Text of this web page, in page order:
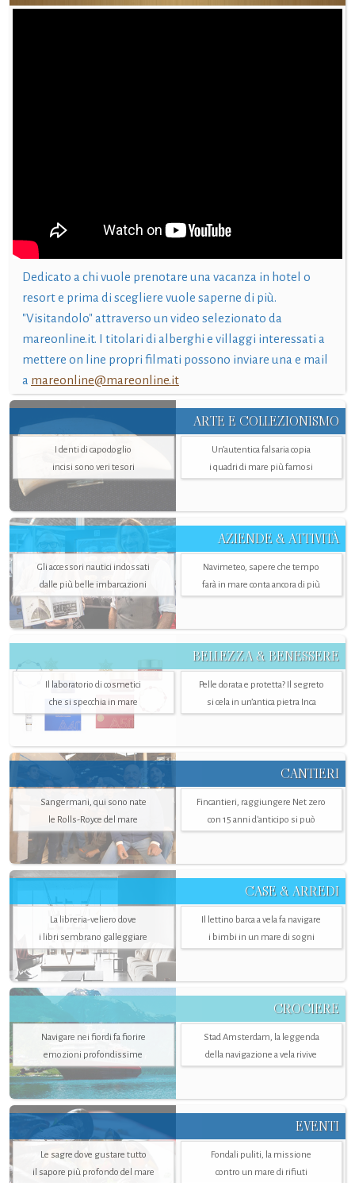
Dedicato a chi vuole prenotare una vacanza in hotel o
resort e prima di scegliere vuole saperne di più.
"Visitandolo" attraverso un video selezionato da
mareonline.it. I titolari di alberghi e villaggi interessati a
mettere on line propri filmati possono inviare una e mail
a mareonline@mareonline.it
ARTE E COLLEZIONISMO
I denti di capodoglio
incisi sono veri tesori
Un’autentica falsaria copia
i quadri di mare più famosi
AZIENDE & ATTIVITÀ
Gli accessori nautici indossati
dalle più belle imbarcazioni
Navimeteo, sapere che tempo
farà in mare conta ancora di più
BELLEZZA & BENESSERE
Il laboratorio di cosmetici
che si specchia in mare
Pelle dorata e protetta? Il segreto
si cela in un’antica pietra Inca
CANTIERI
Sangermani, qui sono nate
le Rolls-Royce del mare
Fincantieri, raggiungere Net zero
con 15 anni d'anticipo si può
CASE & ARREDI
La libreria-veliero dove
i libri sembrano galleggiare
Il lettino barca a vela fa navigare
i bimbi in un mare di sogni
CROCIERE
Navigare nei fiordi fa fiorire
emozioni profondissime
Stad Amsterdam, la leggenda
della navigazione a vela rivive
EVENTI
Le sagre dove gustare tutto
il sapore più profondo del mare
Fondali puliti, la missione
contro un mare di rifiuti